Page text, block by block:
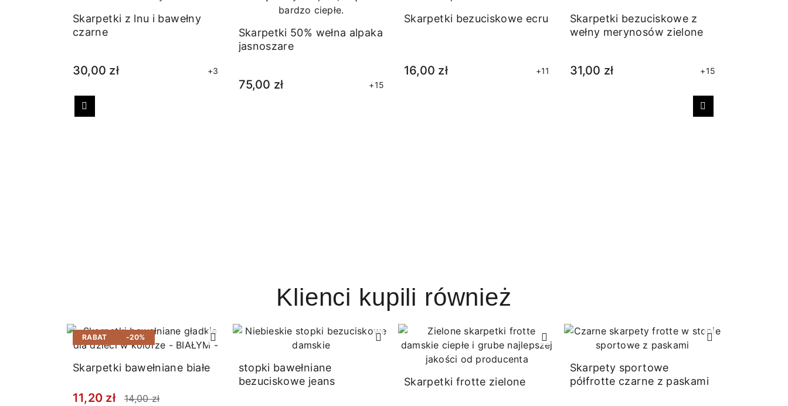
Skarpetki z lnu i bawełny
czarne
30,00 zł +3
Skarpetki 50% wełna alpaka
jasnoszare
75,00 zł +15
Skarpetki bezuciskowe ecru
16,00 zł +11
Skarpetki bezuciskowe z
wełny merynosów zielone
31,00 zł +15
Poprzedni Następny
Klienci kupili również
RABAT -20%
Skarpetki bawełniane białe
11,20 zł
14,00 zł
stopki bawełniane
bezuciskowe jeans
Skarpetki frotte zielone
Skarpety sportowe
półfrotte czarne z paskami